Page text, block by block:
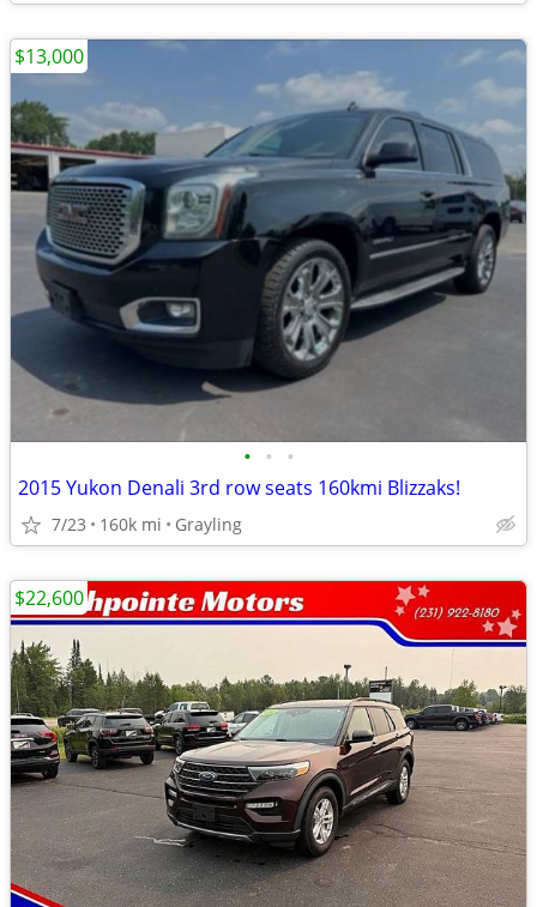
• • •
2015 Yukon Denali 3rd row seats 160kmi Blizzaks!
7/23 160k mi Grayling
$13,000
$22,600